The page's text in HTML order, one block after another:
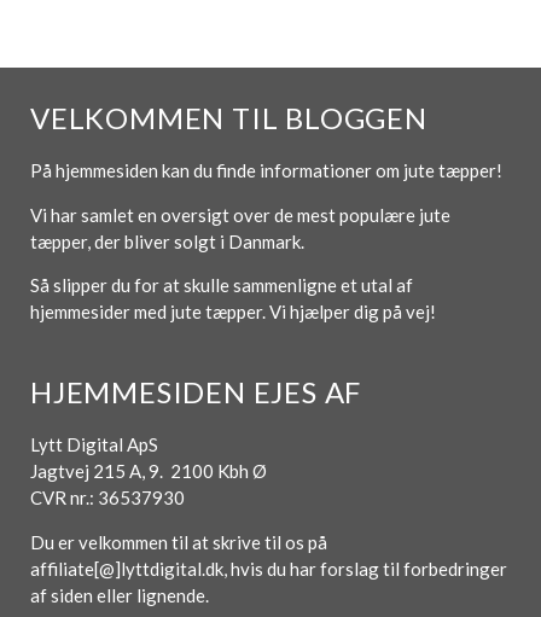
VELKOMMEN TIL BLOGGEN
På hjemmesiden kan du finde informationer om jute tæpper!
Vi har samlet en oversigt over de mest populære jute
tæpper, der bliver solgt i Danmark.
Så slipper du for at skulle sammenligne et utal af
hjemmesider med jute tæpper. Vi hjælper dig på vej!
HJEMMESIDEN EJES AF
Lytt Digital ApS
Jagtvej 215 A, 9. 2100 Kbh Ø
CVR nr.: 36537930
Du er velkommen til at skrive til os på
affiliate[@]lyttdigital.dk, hvis du har forslag til forbedringer
af siden eller lignende.